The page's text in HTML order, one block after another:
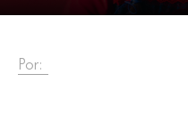
Por: